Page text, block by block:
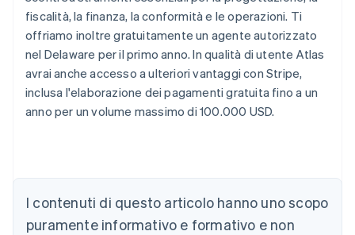
fiscalità, la finanza, la conformità e le operazioni. Ti
offriamo inoltre gratuitamente un agente autorizzato
nel Delaware per il primo anno. In qualità di utente Atlas
avrai anche accesso a ulteriori vantaggi con Stripe,
inclusa l'elaborazione dei pagamenti gratuita fino a un
anno per un volume massimo di 100.000 USD.
I contenuti di questo articolo hanno uno scopo
puramente informativo e formativo e non
English
DeutschEnglish